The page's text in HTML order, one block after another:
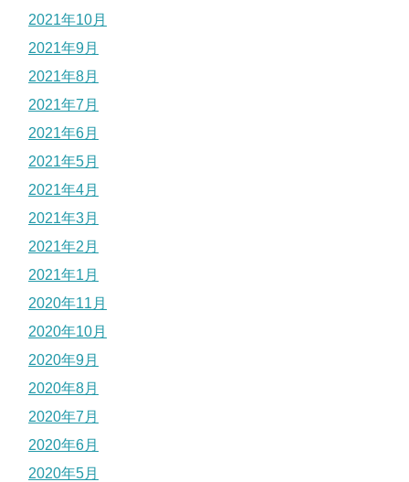
2021年10月
2021年9月
2021年8月
2021年7月
2021年6月
2021年5月
2021年4月
2021年3月
2021年2月
2021年1月
2020年11月
2020年10月
2020年9月
2020年8月
2020年7月
2020年6月
2020年5月